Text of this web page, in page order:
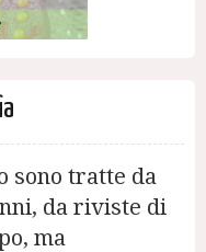
sono tratte da
da riviste di
ma